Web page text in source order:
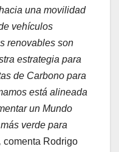
una movilidad
vehículos
renovables son
estrategia para
de Carbono para
está alineada
un Mundo
verde para
comenta Rodrigo